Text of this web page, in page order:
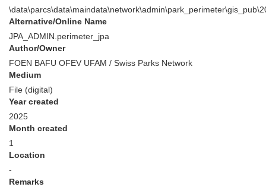
Alternative/Online Name
JPA_ADMIN.perimeter_jpa
Author/Owner
FOEN BAFU OFEV UFAM / Swiss Parks Network
Medium
File (digital)
Year created
2025
Month created
1
Location
-
Remarks